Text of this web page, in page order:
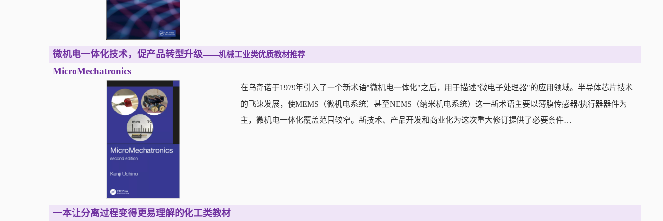
微机电一体化技术，促产品转型升级——机械工业类优质教材推荐
MicroMechatronics
在乌奇诺于1979年引入了一个新术语"微机电一体化"之后，用于描述"微电子处理器"的应用领域。半导体芯片技术
的飞速发展，使MEMS（微机电系统）甚至NEMS（纳米机电系统）这一新术语主要以薄膜传感器/执行器器件为
主，微机电一体化覆盖范围较窄。新技术、产品开发和商业化为这次重大修订提供了必要条件…
一本让分离过程变得更易理解的化工类教材